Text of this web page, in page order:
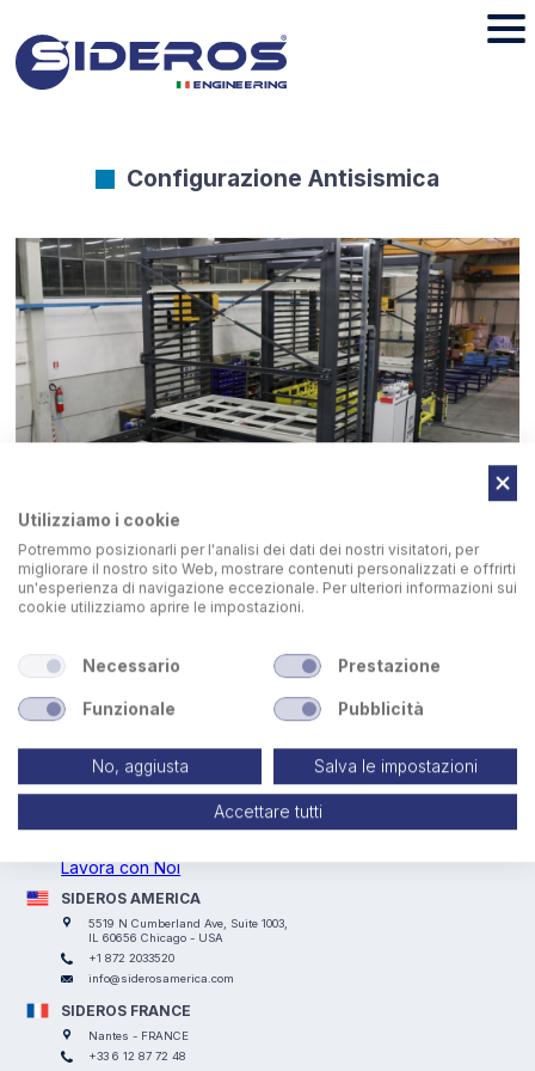
Configurazione Antisismica
SIDEROS ENGINEERING
Via I° Maggio, 69, I Casoni, 29027 Podenzano (PC) - ITALY
info@siderosengineering.com
Lavora con Noi
SIDEROS AMERICA
5519 N Cumberland Ave, Suite 1003,
IL 60656 Chicago - USA
+1 872 2033520
info@siderosamerica.com
SIDEROS FRANCE
Nantes - FRANCE
+33 6 12 87 72 48
Utilizziamo i cookie
Potremmo posizionarli per l'analisi dei dati dei nostri visitatori, per
migliorare il nostro sito Web, mostrare contenuti personalizzati e offrirti
un'esperienza di navigazione eccezionale. Per ulteriori informazioni sui
cookie utilizziamo aprire le impostazioni.
Necessario Prestazione
Funzionale Pubblicità
No, aggiusta Salva le impostazioni
Accettare tutti